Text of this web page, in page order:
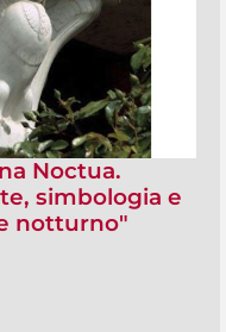
Noctua.
simbologia e
notturno"